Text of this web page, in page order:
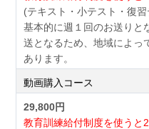
(テキスト・小テスト・復
基本的に週１回のお送りと
送となるため、地域によっ
あります。
動画購入コース
29,800円
教育訓練給付制度を使うと